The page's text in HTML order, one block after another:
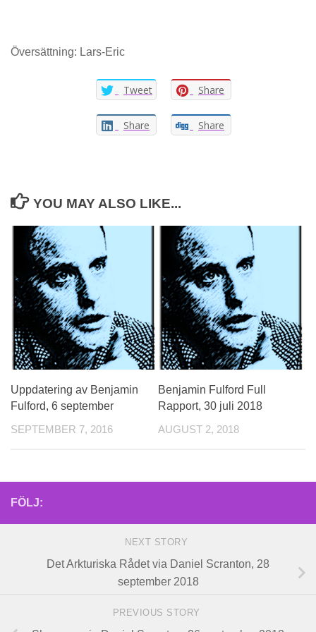
Översättning: Lars-Eric
Tweet Share
Share Share
YOU MAY ALSO LIKE...
Uppdatering av Benjamin
Fulford, 6 september
SEPTEMBER 7, 2016
Benjamin Fulford Full
Rapport, 30 juli 2018
AUGUST 2, 2018
FÖLJ:
NEXT STORY
Det Arkturiska Rådet via Daniel Scranton, 28
september 2018
PREVIOUS STORY